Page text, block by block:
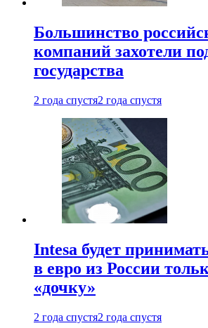
Большинство
компаний захотели
государства
2 года спустя2 года спустя
Intesa будет
в евро из России
«дочку»
2 года спустя2 года спустя